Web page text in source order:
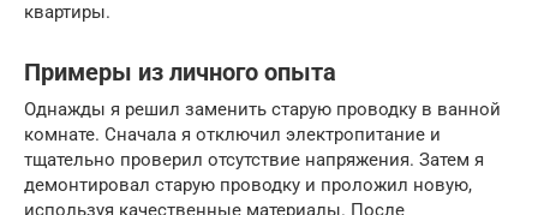
квартиры.
Примеры из личного опыта
Однажды я решил заменить старую проводку в ванной
комнате. Сначала я отключил электропитание и
тщательно проверил отсутствие напряжения. Затем я
демонтировал старую проводку и проложил новую,
используя качественные материалы. После